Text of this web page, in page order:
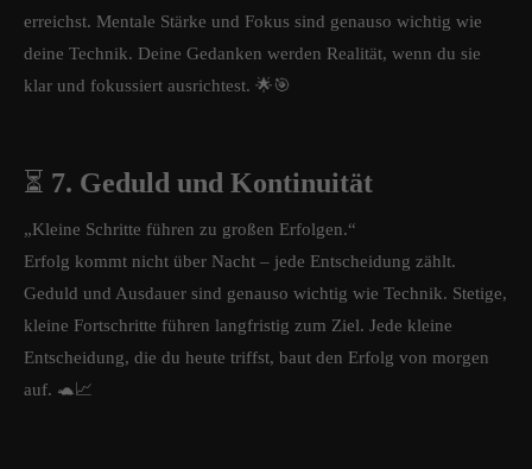
erreichst. Mentale Stärke und Fokus sind genauso wichtig wie
deine Technik. Deine Gedanken werden Realität, wenn du sie
klar und fokussiert ausrichtest. 🌟🎯
⏳ 7. Geduld und Kontinuität
„Kleine Schritte führen zu großen Erfolgen.“
Erfolg kommt nicht über Nacht – jede Entscheidung zählt.
Geduld und Ausdauer sind genauso wichtig wie Technik. Stetige,
kleine Fortschritte führen langfristig zum Ziel. Jede kleine
Entscheidung, die du heute triffst, baut den Erfolg von morgen
auf. 🐢📈